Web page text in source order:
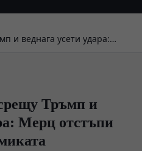
и веднага усети удара:
Тръмп и
Мерц отстъпи